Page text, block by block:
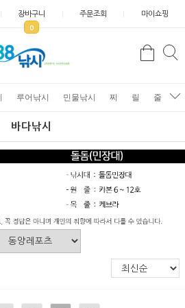
장바구니
0
주문조회 마이쇼핑
검
루어낚시 민물낚시 찌 릴 줄
바다낚시